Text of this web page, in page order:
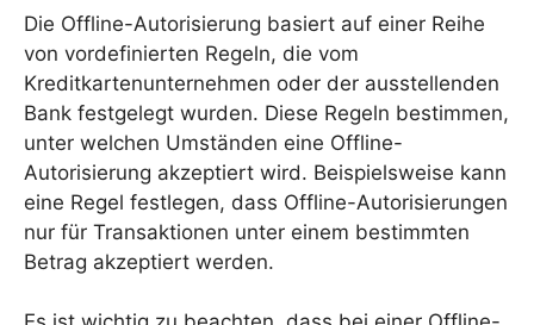
Die Offline-Autorisierung basiert auf einer Reihe
von vordefinierten Regeln, die vom
Kreditkartenunternehmen oder der ausstellenden
Bank festgelegt wurden. Diese Regeln bestimmen,
unter welchen Umständen eine Offline-
Autorisierung akzeptiert wird. Beispielsweise kann
eine Regel festlegen, dass Offline-Autorisierungen
nur für Transaktionen unter einem bestimmten
Betrag akzeptiert werden.